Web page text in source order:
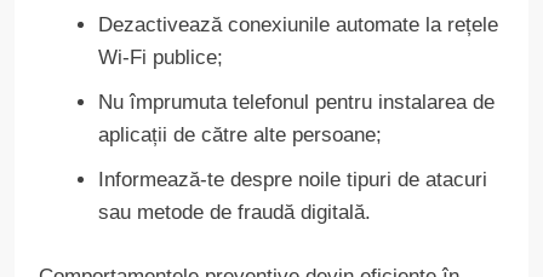
Dezactivează conexiunile automate la rețele
Wi-Fi publice;
Nu împrumuta telefonul pentru instalarea de
aplicații de către alte persoane;
Informează-te despre noile tipuri de atacuri
sau metode de fraudă digitală.